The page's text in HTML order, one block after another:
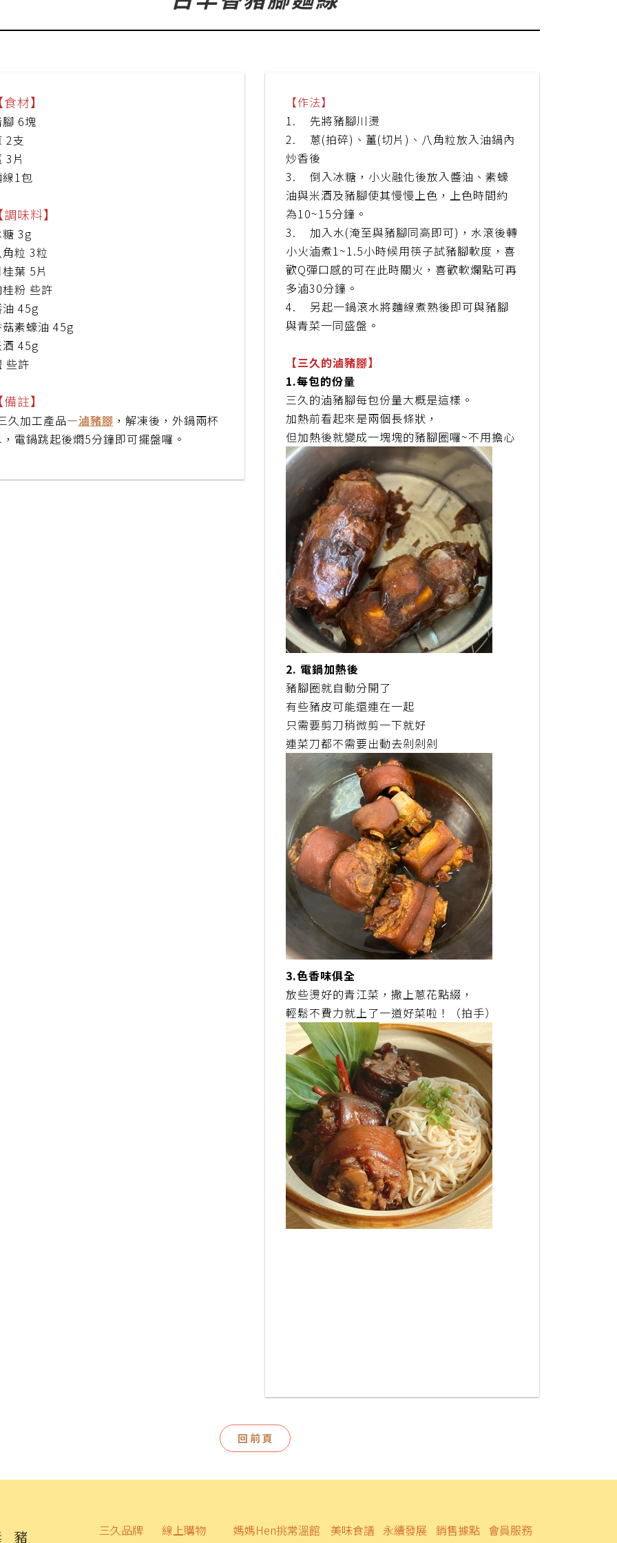
材】
6塊
2支
3片
1包
味料】
3g
粒 3粒
葉 5片
粉 些許
45g
素蠔油 45g
45g
些許
註】
久加工產品—滷豬腳 ，解凍後，外鍋兩杯
電鍋跳起後燜5分鐘即可擺盤囉。
【作法】
1. 先將豬腳川燙
2. 蔥(拍碎)、薑(切片)、八角粒放入油鍋內
炒香後
3.
倒入冰糖，小火融化後放入醬油、素蠔
油與米酒及豬腳使其慢慢上色，上色時間約
為10~15分鐘。
3. 加入水(淹至與豬腳同高即可)，水滾後轉
小火滷煮1~1.5小時候用筷子試豬腳軟度，喜
歡Q彈口感的可在此時關火，喜歡軟爛點可再
多滷30分鐘。
4. 另起一鍋滾水將麵線煮熟後即可與豬腳
與青菜一同盛盤。
【三久的滷豬腳】
1.每包的份量
三久的滷豬腳每包份量大概是這樣。
加熱前看起來是兩個長條狀，
但加熱後就變成一塊塊的豬腳圈囉~不用擔心
2. 電鍋加熱後
豬腳圈就自動分開了
有些豬皮可能還連在一起
只需要剪刀稍微剪一下就好
連菜刀都不需要出動去剁剁剁
3.色香味俱全
放些燙好的青江菜，撒上蔥花點綴，
輕鬆不費力就上了一道好菜啦！（拍手）
回前頁
三久品牌 線上購物 媽媽Hen挑常溫館 美味食譜 永續發展 銷售據點 會員服務